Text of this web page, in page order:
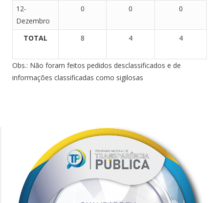
12-
Dezembro
0 0 0
TOTAL 8 4 4
Obs.: Não foram feitos pedidos desclassificados e de
informações classificadas como sigilosas